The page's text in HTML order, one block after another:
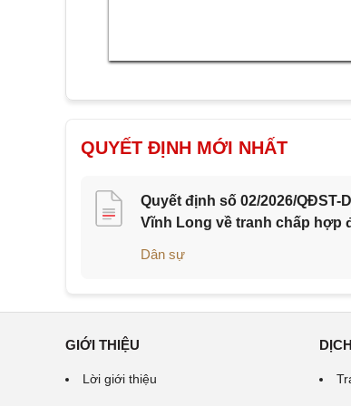
QUYẾT ĐỊNH MỚI NHẤT
Quyết định số 02/2026/QĐST-
Vĩnh Long về tranh chấp hợp
Dân sự
GIỚI THIỆU
Lời giới thiệu